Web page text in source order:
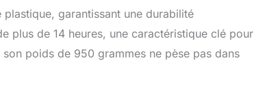
garantissant une durabilité
plus de 14 heures, une caractéristique clé pour
poids de 950 grammes ne pèse pas dans